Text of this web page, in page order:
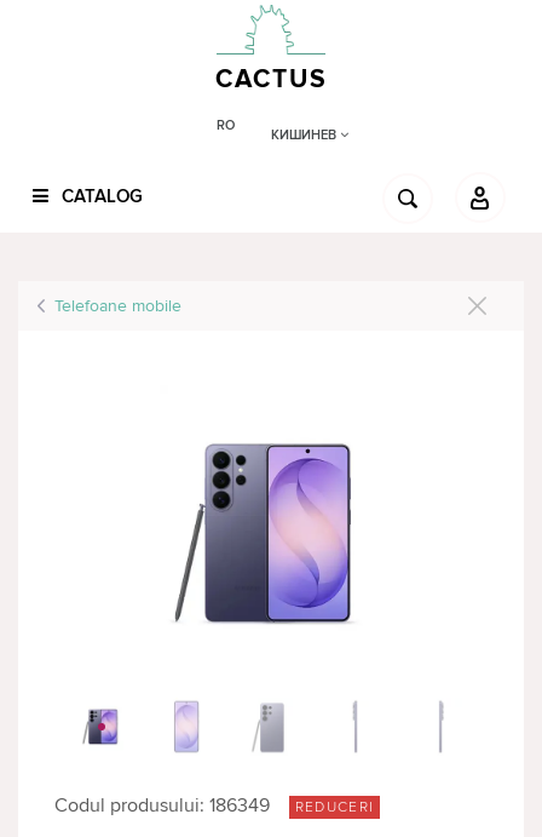
CACTUS
RO
КИШИНЕВ
CATALOG
Telefoane mobile
Codul produsului: 186349 REDUCERI